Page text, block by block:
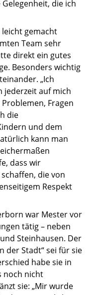
die ich
gemacht
Team sehr
direkt ein gutes
Besonders wichtig
„Ich
jederzeit auf mich
Fragen
die
und dem
kann man
dass wir
die von
Respekt
war Mester vor
tätig – neben
Steinhausen. Der
der Stadt“ sei für sie
habe sie in
noch nicht
sie: „Mir wurde